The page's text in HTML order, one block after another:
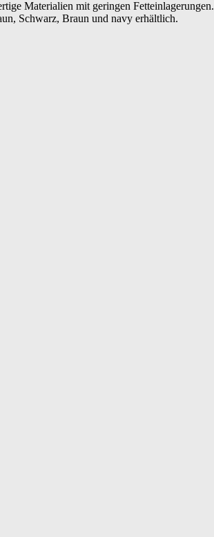
Materialien mit geringen
Schwarz, Braun und navy erhältlich.